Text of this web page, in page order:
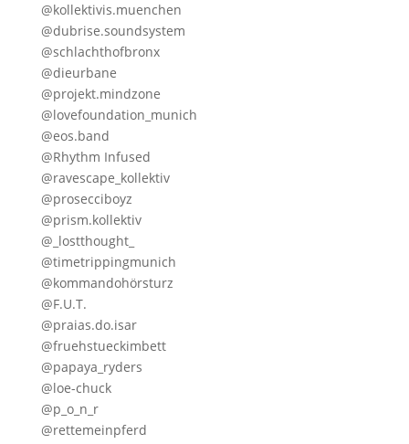
@kollektivis.muenchen
@dubrise.soundsystem
@schlachthofbronx
@dieurbane
@projekt.mindzone
@lovefoundation_munich
@eos.band
@Rhythm Infused
@ravescape_kollektiv
@prosecciboyz
@prism.kollektiv
@_lostthought_
@timetrippingmunich
@kommandohörsturz
@F.U.T.
@praias.do.isar
@fruehstueckimbett
@papaya_ryders
@loe-chuck
@p_o_n_r
@rettemeinpferd